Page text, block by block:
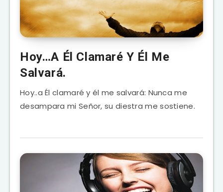
Hoy…A Él Clamaré Y Él Me
Salvará.
Hoy..a Él clamaré y él me salvará: Nunca me
desampara mi Señor, su diestra me sostiene.